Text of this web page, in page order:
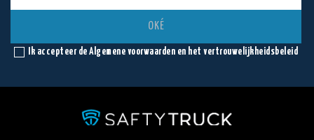
Ik accepteer de Algemene voorwaarden en het vertrouwelijkheidsbeleid